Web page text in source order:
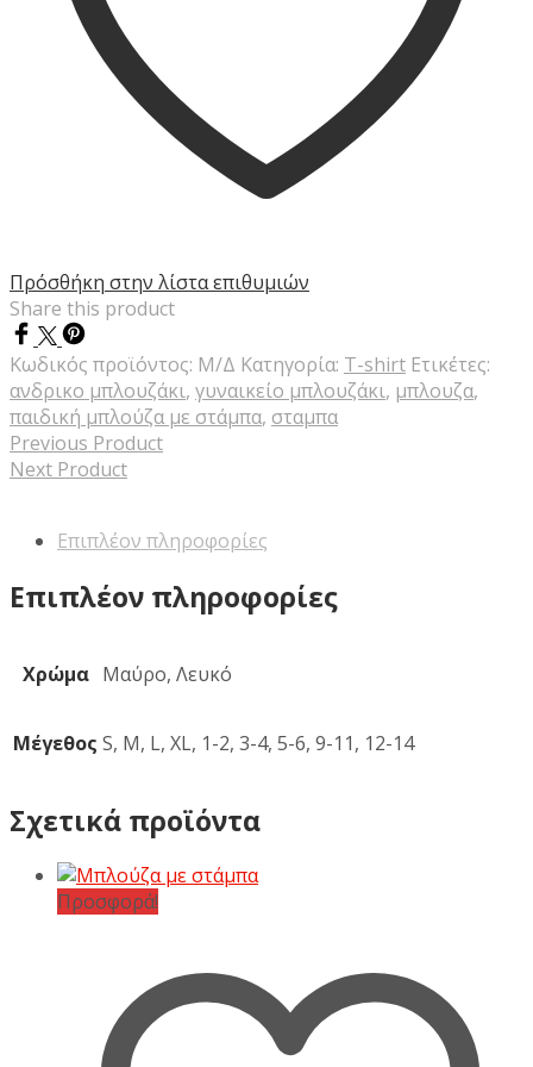
Πρόσθήκη στην λίστα επιθυμιών
Share this product
Κωδικός προϊόντος: Μ/Δ Κατηγορία: T-shirt Ετικέτες:
ανδρικο μπλουζάκι, γυναικείο μπλουζάκι, μπλουζα,
παιδική μπλούζα με στάμπα, σταμπα
Previous Product
Next Product
Επιπλέον πληροφορίες
Επιπλέον πληροφορίες
Χρώμα Μαύρο, Λευκό
Μέγεθος S, M, L, XL, 1-2, 3-4, 5-6, 9-11, 12-14
Σχετικά προϊόντα
Προσφορά!